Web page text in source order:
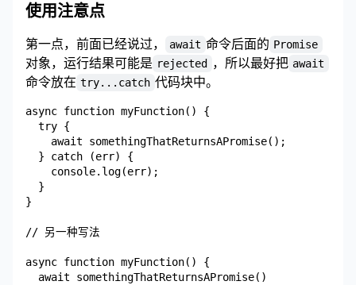
使用注意点
第一点，前面已经说过， await 命令后面的 Promise
对象，运行结果可能是 rejected ，所以最好把 await
命令放在 try...catch 代码块中。
async function myFunction() {
  try {
    await somethingThatReturnsAPromise();
  } catch (err) {
    console.log(err);
  }
}
// 另一种写法
async function myFunction() {
  await somethingThatReturnsAPromise()